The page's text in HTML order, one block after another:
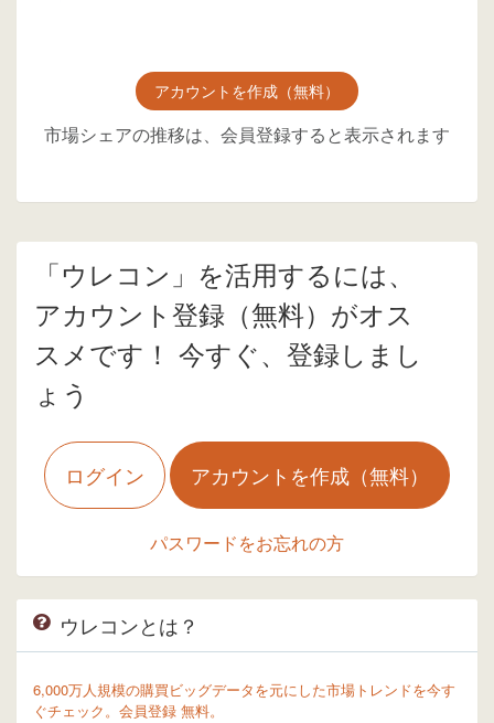
アカウントを作成（無料）
市場シェアの推移は、会員登録すると表示されます
「ウレコン」を活用するには、
アカウント登録（無料）がオス
スメです！ 今すぐ、登録しまし
ょう
ログイン アカウントを作成（無料）
パスワードをお忘れの方
ウレコンとは？
6,000万人規模の購買ビッグデータを元にした市場トレンドを今す
ぐチェック。会員登録 無料。